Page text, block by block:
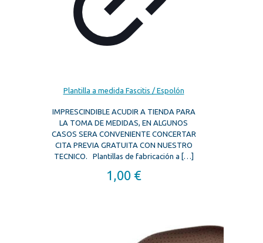
Plantilla a medida Fascitis / Espolón
IMPRESCINDIBLE ACUDIR A TIENDA PARA
LA TOMA DE MEDIDAS, EN ALGUNOS
CASOS SERA CONVENIENTE CONCERTAR
CITA PREVIA GRATUITA CON NUESTRO
TECNICO. Plantillas de fabricación a […]
1,00 €